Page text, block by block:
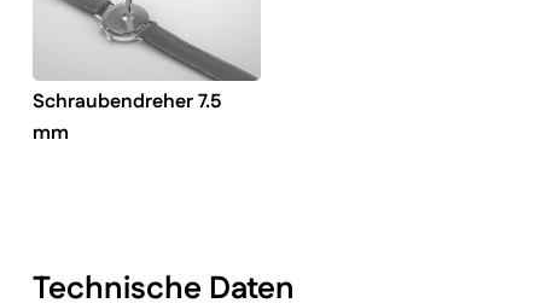
Schraubendreher 7.5
mm
Technische Daten